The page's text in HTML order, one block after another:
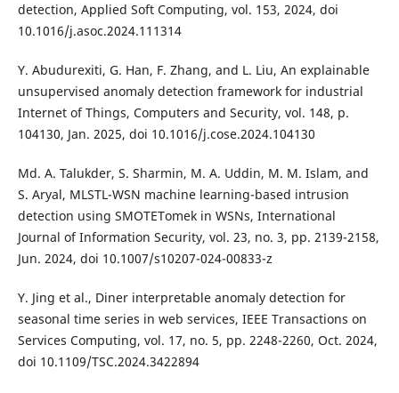
detection, Applied Soft Computing, vol. 153, 2024, doi
10.1016/j.asoc.2024.111314
Y. Abudurexiti, G. Han, F. Zhang, and L. Liu, An explainable
unsupervised anomaly detection framework for industrial
Internet of Things, Computers and Security, vol. 148, p.
104130, Jan. 2025, doi 10.1016/j.cose.2024.104130
Md. A. Talukder, S. Sharmin, M. A. Uddin, M. M. Islam, and
S. Aryal, MLSTL-WSN machine learning-based intrusion
detection using SMOTETomek in WSNs, International
Journal of Information Security, vol. 23, no. 3, pp. 2139-2158,
Jun. 2024, doi 10.1007/s10207-024-00833-z
Y. Jing et al., Diner interpretable anomaly detection for
seasonal time series in web services, IEEE Transactions on
Services Computing, vol. 17, no. 5, pp. 2248-2260, Oct. 2024,
doi 10.1109/TSC.2024.3422894